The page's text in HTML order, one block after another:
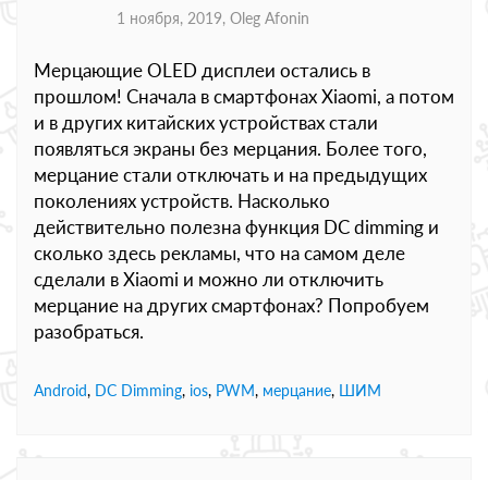
1 ноября, 2019, Oleg Afonin
Мерцающие OLED дисплеи остались в
прошлом! Сначала в смартфонах Xiaomi, а потом
и в других китайских устройствах стали
появляться экраны без мерцания. Более того,
мерцание стали отключать и на предыдущих
поколениях устройств. Насколько
действительно полезна функция DC dimming и
сколько здесь рекламы, что на самом деле
сделали в Xiaomi и можно ли отключить
мерцание на других смартфонах? Попробуем
разобраться.
Android, DC Dimming, ios, PWM, мерцание, ШИМ